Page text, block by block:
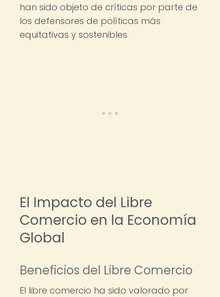
han sido objeto de críticas por parte de
los defensores de políticas más
equitativas y sostenibles.
El Impacto del Libre
Comercio en la Economía
Global
Beneficios del Libre Comercio
El libre comercio ha sido valorado por